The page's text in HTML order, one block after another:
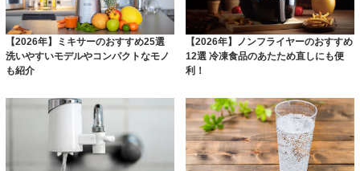
【2026年】ミキサーのおすすめ25選
洗いやすいモデルやコンパクトなモノ
も紹介
【2026年】ノンフライヤーのおすすめ
12選 冷凍食品のあたため直しにも便
利！